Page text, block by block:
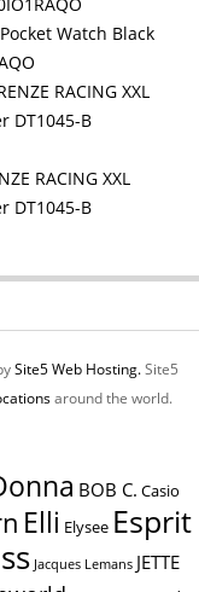
Watch Black
RACING XXL
DT1045-B
Site5 Web Hosting.Site5
around the world.
BOB C. Casio
Elli Elysee Esprit
Jacques Lemans JETTE